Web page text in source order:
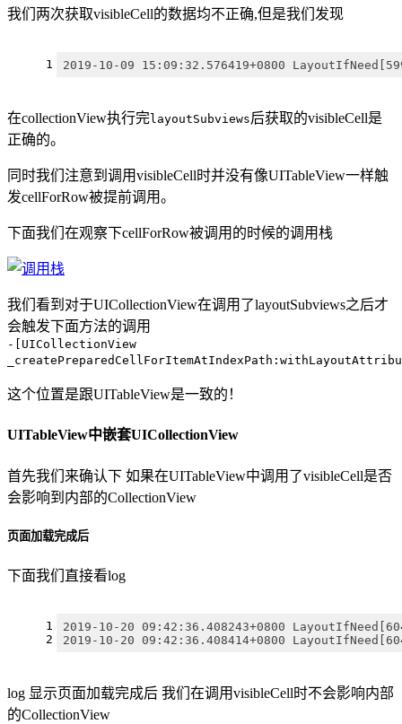
我们两次获取visibleCell的数据均不正确,但是我们发现
1 2019-10-09 15:09:32.576419+0800
在collectionView执行完layoutSubviews后获取的visibleCell是
正确的。
同时我们注意到调用visibleCell时并没有像UITableView一样触
发cellForRow被提前调用。
下面我们在观察下cellForRow被调用的时候的调用栈
我们看到对于UICollectionView在调用了layoutSubviews之后才
会触发下面方法的调用
-[UICollectionView
这个位置是跟UITableView是一致的！
UITableView中嵌套UICollectionView
首先我们来确认下 如果在UITableView中调用了visibleCell是否
会影响到内部的CollectionView
页面加载完成后
下面我们直接看log
1
2
2019-10-20 09:42:36.408243+0800
2019-10-20 09:42:36.408414+0800
log 显示页面加载完成后 我们在调用visibleCell时不会影响内部
的CollectionView